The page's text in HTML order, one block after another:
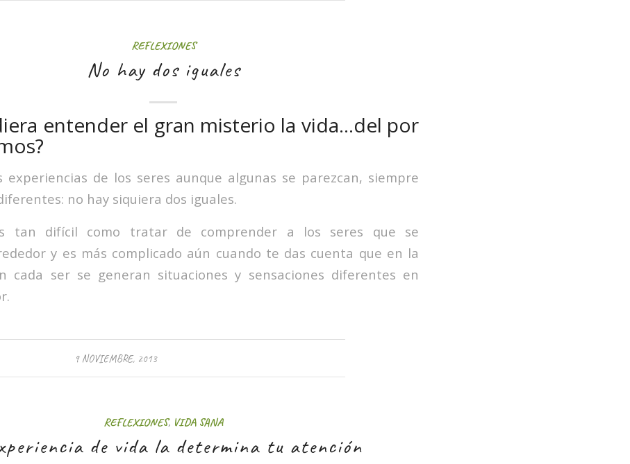
REFLEXIONES
No hay dos iguales
entender el gran misterio la vida…del por
experiencias de los seres aunque algunas se parezcan, siempre
no hay siquiera dos iguales.
tan difícil como tratar de comprender a los seres que se
y es más complicado aún cuando te das cuenta que en la
cada ser se generan situaciones y sensaciones diferentes en
9 NOVIEMBRE, 2013
REFLEXIONES, VIDA SANA
de vida la determina tu atención